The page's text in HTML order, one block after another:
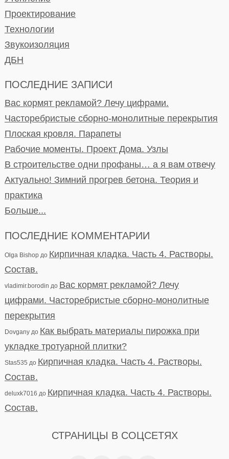
Проектирование
Технологии
Звукоизоляция
ДБН
ПОСЛЕДНИЕ ЗАПИСИ
Вас кормят рекламой? Лечу цифрами.
Часторебристые сборно-монолитные перекрытия
Плоская кровля. Парапеты
Рабочие моменты. Проект Дома. Узлы
В строительстве одни профаны… а я вам отвечу
Актуально! Зимний прогрев бетона. Теория и
практика
Больше...
ПОСЛЕДНИЕ КОММЕНТАРИИ
Olga Bishopдо Кирпичная кладка. Часть 4. Растворы.
Состав.
vladimir.borodin до Вас кормят рекламой? Лечу
цифрами. Часторебристые сборно-монолитные
перекрытия
Dovganyдо Как выбрать материалы пирожка при
укладке тротуарной плитки?
Stas535 до Кирпичная кладка. Часть 4. Растворы.
Состав.
deluxk7016 до Кирпичная кладка. Часть 4. Растворы.
Состав.
СТРАНИЦЫ В СОЦСЕТЯХ